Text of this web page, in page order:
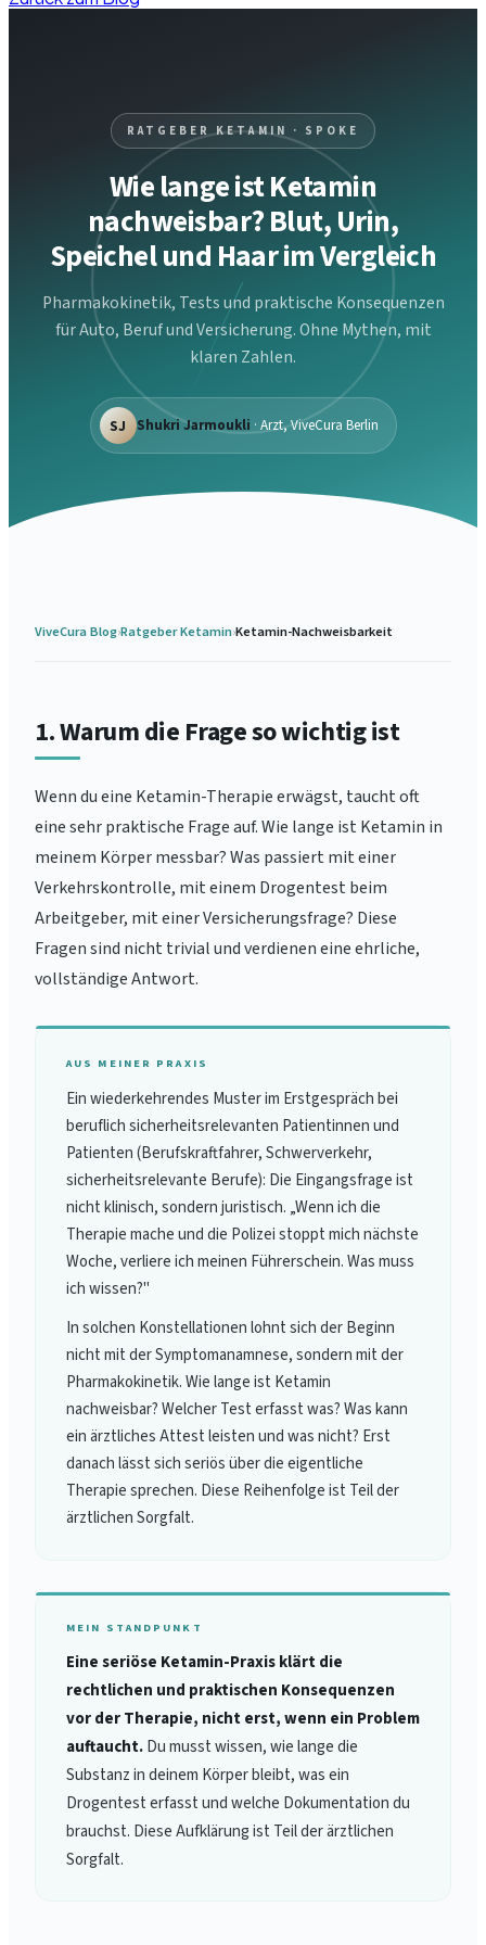
RATGEBER KETAMIN · SPOKE
Wie lange ist Ketamin
nachweisbar? Blut, Urin,
Speichel und Haar im Vergleich
Pharmakokinetik, Tests und praktische Konsequenzen
für Auto, Beruf und Versicherung. Ohne Mythen, mit
klaren Zahlen.
SJ Shukri Jarmoukli · Arzt, ViveCura Berlin
ViveCura Blog›Ratgeber Ketamin›Ketamin-Nachweisbarkeit
1. Warum die Frage so wichtig ist
Wenn du eine Ketamin-Therapie erwägst, taucht oft
eine sehr praktische Frage auf. Wie lange ist Ketamin in
meinem Körper messbar? Was passiert mit einer
Verkehrskontrolle, mit einem Drogentest beim
Arbeitgeber, mit einer Versicherungsfrage? Diese
Fragen sind nicht trivial und verdienen eine ehrliche,
vollständige Antwort.
AUS MEINER PRAXIS
Ein wiederkehrendes Muster im Erstgespräch bei
beruflich sicherheitsrelevanten Patientinnen und
Patienten (Berufskraftfahrer, Schwerverkehr,
sicherheitsrelevante Berufe): Die Eingangsfrage ist
nicht klinisch, sondern juristisch. „Wenn ich die
Therapie mache und die Polizei stoppt mich nächste
Woche, verliere ich meinen Führerschein. Was muss
ich wissen?"
In solchen Konstellationen lohnt sich der Beginn
nicht mit der Symptomanamnese, sondern mit der
Pharmakokinetik. Wie lange ist Ketamin
nachweisbar? Welcher Test erfasst was? Was kann
ein ärztliches Attest leisten und was nicht? Erst
danach lässt sich seriös über die eigentliche
Therapie sprechen. Diese Reihenfolge ist Teil der
ärztlichen Sorgfalt.
MEIN STANDPUNKT
Eine seriöse Ketamin-Praxis klärt die
rechtlichen und praktischen Konsequenzen
vor der Therapie, nicht erst, wenn ein Problem
auftaucht.Du musst wissen, wie lange die
Substanz in deinem Körper bleibt, was ein
Drogentest erfasst und welche Dokumentation du
brauchst. Diese Aufklärung ist Teil der ärztlichen
Sorgfalt.